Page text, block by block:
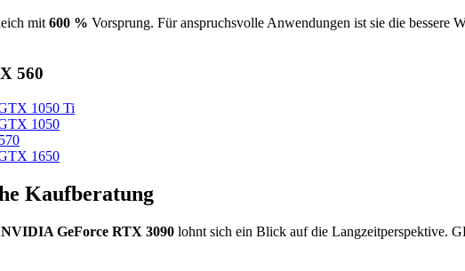
mit 600 % Vorsprung. Für anspruchsvolle Anwendungen ist sie die bessere
560
1050 Ti
1050
1650
Kaufberatung
NVIDIA GeForce RTX 3090 lohnt sich ein Blick auf die Langzeitperspektive.